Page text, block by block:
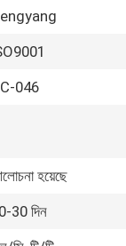
046
হয়েছে
30 দিন